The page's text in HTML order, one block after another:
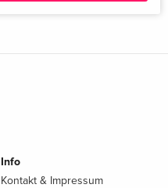
Info
Kontakt & Impressum